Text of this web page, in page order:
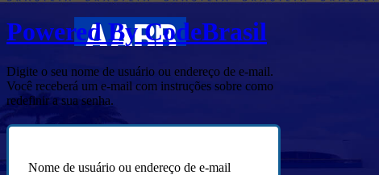
Powered By CodeBrasil
Digite o seu nome de usuário ou endereço de e-mail.
Você receberá um e-mail com instruções sobre como
redefinir a sua senha.
Nome de usuário ou endereço de e-mail